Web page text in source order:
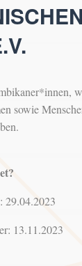
sowie
13.11.2023